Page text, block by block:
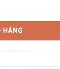
là:
1,950,000 ₫.
HÀNG